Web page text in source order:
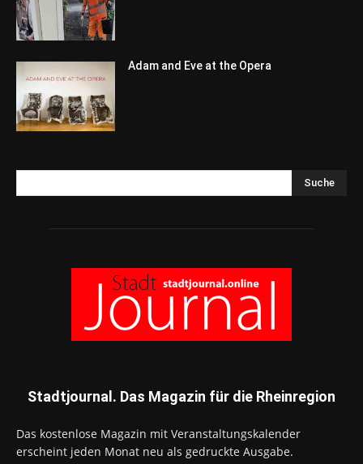
Adam and Eve at the Opera
Suche
Stadtjournal. Das Magazin für die Rheinregion
Das kostenlose Magazin mit Veranstaltungskalender
erscheint jeden Monat neu als gedruckte Ausgabe.